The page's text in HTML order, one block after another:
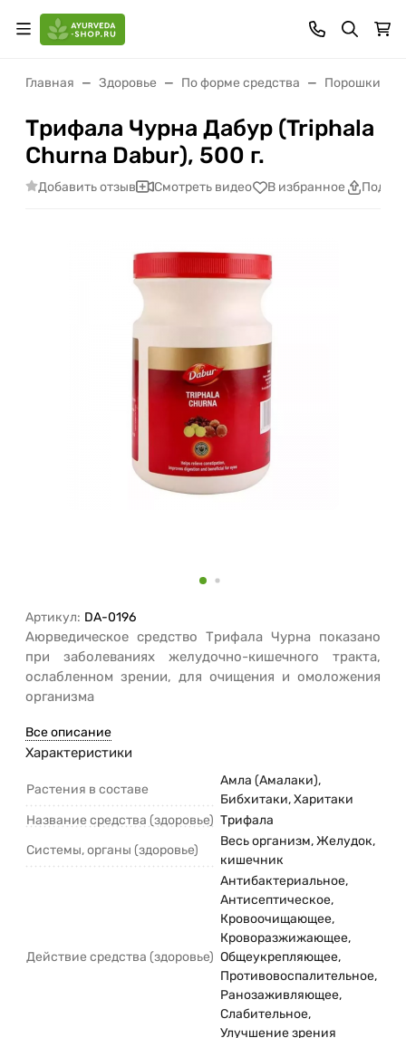
Главная Здоровье По форме средства Порошки
Трифала Чурна Дабур (Triphala
Churna Dabur), 500 г.
Добавить отзыв Смотреть видео В избранное
Артикул: DA-0196
Аюрведическое средство Трифала Чурна показано
при заболеваниях желудочно-кишечного тракта,
ослабленном зрении, для очищения и омоложения
организма
Все описание
Характеристики
Растения в составе
Амла (Амалаки),
Бибхитаки, Харитаки
Название средства (здоровье) Трифала
Системы, органы (здоровье)
Весь организм, Желудок,
кишечник
Действие средства (здоровье)
Антибактериальное,
Антисептическое,
Кровоочищающее,
Кроворазжижающее,
Общеукрепляющее,
Противовоспалительное,
Ранозаживляющее,
Слабительное,
Улучшение зрения